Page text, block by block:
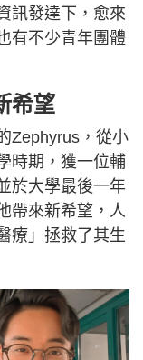
訊發達下，愈來
有不少青年團體
希望
Zephyrus，從小
時期，獲一位輔
於大學最後一年
帶來新希望，人
療」拯救了其生